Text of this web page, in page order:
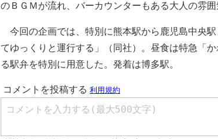
のＢＧＭが流れ、バーカウンターもある大人の雰囲
今回の企画では、特別に熊本駅から鹿児島中央
てゆっくりと運行する」（同社）。昼食は特急「
る駅弁を特別に用意した。発着は博多駅。